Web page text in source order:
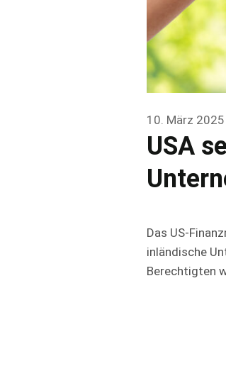
10. März 2025
USA
Das US-
inländische
Berechtigten